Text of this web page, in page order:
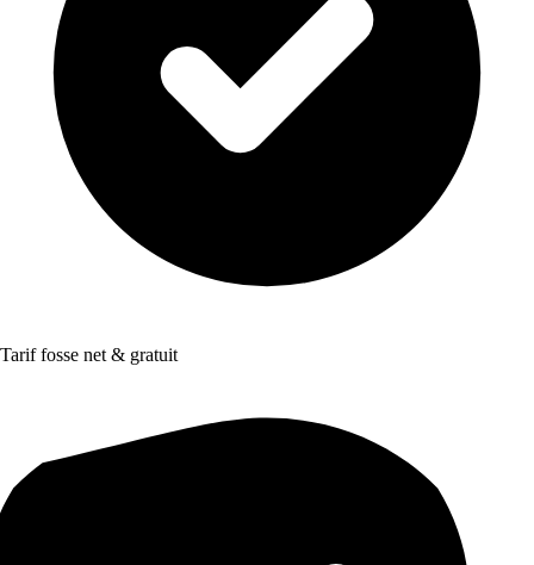
Tarif fosse net & gratuit